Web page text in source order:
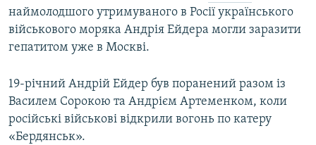
наймолодшого утримуваного в Росії українського
військового моряка Андрія Ейдера могли заразити
гепатитом уже в Москві.
19-річний Андрій Ейдер був поранений разом із
Василем Сорокою та Андрієм Артеменком, коли
російські військові відкрили вогонь по катеру
«Бердянськ».